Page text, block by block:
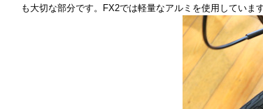
も大切な部分です。FX2では軽量なアルミを使用しています